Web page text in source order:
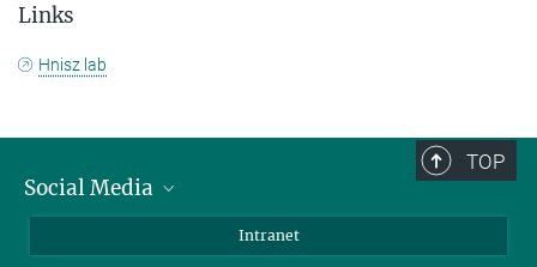
Links
Hnisz lab
TOP
Social Media
Intranet